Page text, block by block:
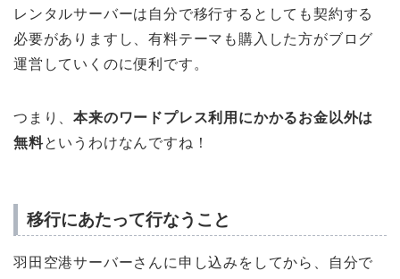
レンタルサーバーは自分で移行するとしても契約する
必要がありますし、有料テーマも購入した方がブログ
運営していくのに便利です。
つまり、本来のワードプレス利用にかかるお金以外は
無料というわけなんですね！
移行にあたって行なうこと
羽田空港サーバーさんに申し込みをしてから、自分で